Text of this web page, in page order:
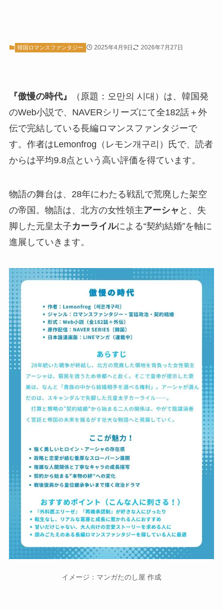
韓国ロマンスファンタジー 2025年4月9日 2026年7月27日
『傲慢の時代』
（原題：오만의 시대）は、韓国発
のWeb小説で、NAVERシリーズにて全182話＋外
伝で完結している長編ロマンスファンタジーで
す。作者はLemonfrog（レモン개구리）氏で、読者
からは平均9.8点という高い評価を得ています。
物語の舞台は、28年にわたる戦乱で荒廃した架空
の帝国。物語は、北方の女性領主アーシャ と、失
脚した元皇太子カーライルによる“契約結婚”を軸に
進展していきます。
イメージ：マンガたのし屋 作成